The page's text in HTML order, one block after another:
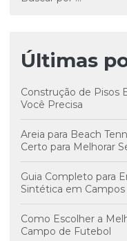
Últimas
Construção de Pisos
Você Precisa
Areia para Beach
Certo para Melhorar
Guia Completo para
Sintética em
Como Escolher a
Campo de Futebol